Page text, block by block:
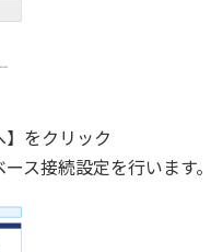
】をクリック
ス接続設定を行います。